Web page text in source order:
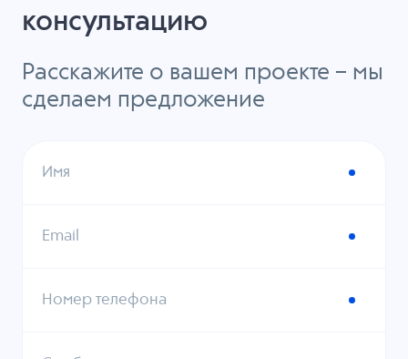
консультацию
Расскажите о вашем проекте – мы
сделаем предложение
Имя
Email
Номер телефона